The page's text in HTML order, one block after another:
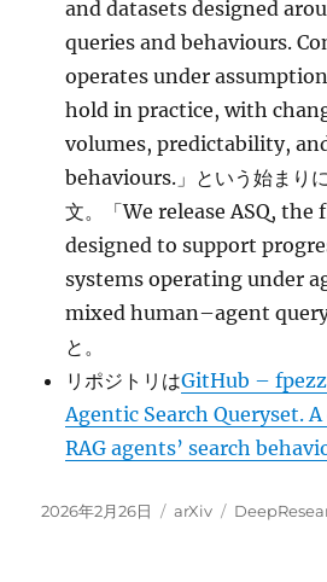
and datasets designed
queries and behaviours.
operates under
hold in practice, with
volumes, predictability,
behaviours.」という始まり
文。「We release ASQ,
designed to support
systems operating under
mixed human–agent query
と。
リポジトリはGitHub –
Agentic Search Queryset.
RAG agents’ search
投
2026年2月26日
カ
arXiv
タ